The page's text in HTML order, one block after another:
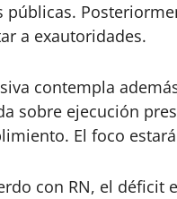
públicas.
a exautoridades.
contempla
sobre ejecución
El foco
con RN, el déficit